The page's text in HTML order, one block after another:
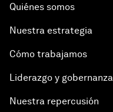
Quiénes somos
Nuestra estrategia
Cómo trabajamos
Liderazgo y gobernanza
Nuestra repercusión